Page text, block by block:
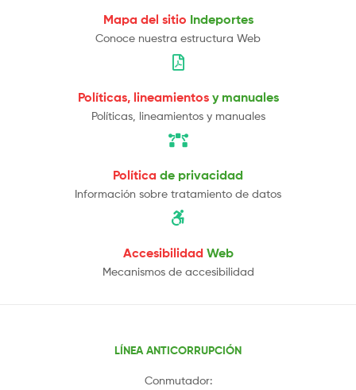
Mapa del sitio Indeportes
Conoce nuestra estructura Web
Políticas, lineamientos y manuales
Políticas, lineamientos y manuales
Política de privacidad
Información sobre tratamiento de datos
Accesibilidad Web
Mecanismos de accesibilidad
LÍNEA ANTICORRUPCIÓN
Conmutador: